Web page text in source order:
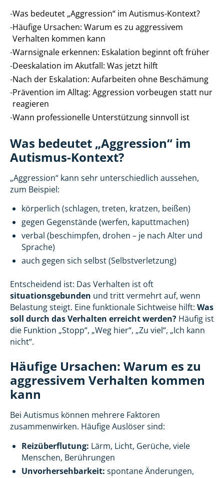
-Was bedeutet „Aggression“ im Autismus-Kontext?
-Häufige Ursachen: Warum es zu aggressivem
Verhalten kommen kann
-Warnsignale erkennen: Eskalation beginnt oft früher
-Deeskalation im Akutfall: Was jetzt hilft
-Nach der Eskalation: Aufarbeiten ohne Beschämung
-Prävention im Alltag: Aggression vorbeugen statt nur
reagieren
-Wann professionelle Unterstützung sinnvoll ist
Was bedeutet „Aggression“ im
Autismus-Kontext?
„Aggression“ kann sehr unterschiedlich aussehen,
zum Beispiel:
körperlich (schlagen, treten, kratzen, beißen)
gegen Gegenstände (werfen, kaputtmachen)
verbal (beschimpfen, drohen – je nach Alter und
Sprache)
auch gegen sich selbst (Selbstverletzung)
Entscheidend ist: Das Verhalten ist oft
situationsgebunden und tritt vermehrt auf, wenn
Belastung steigt. Eine funktionale Sichtweise hilft: Was
soll durch das Verhalten erreicht werden?Häufig ist
die Funktion „Stopp“, „Weg hier“, „Zu viel“, „Ich kann
nicht“.
Häufige Ursachen: Warum es zu
aggressivem Verhalten kommen
kann
Bei Autismus können mehrere Faktoren
zusammenwirken. Häufige Auslöser sind:
Reizüberflutung: Lärm, Licht, Gerüche, viele
Menschen, Berührungen
Unvorhersehbarkeit: spontane Änderungen,